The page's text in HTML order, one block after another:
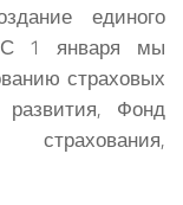
единого
С 1 января мы
страховых
Фонд
страхования,